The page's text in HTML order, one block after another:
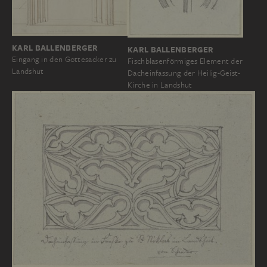
KARL BALLENBERGER
Eingang in den Gottesacker zu
Landshut
KARL BALLENBERGER
Fischblasenförmiges Element der
Dacheinfassung der Heilig-Geist-
Kirche in Landshut